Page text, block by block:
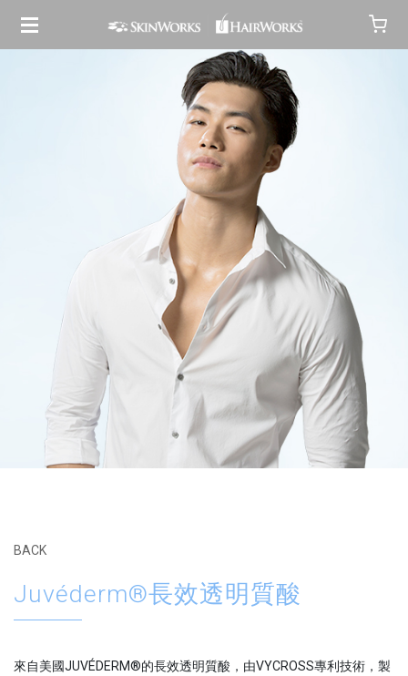
引入具國際標準的醫學儀器及技術， 從專業美學角度提供
輪廓。
BACK
Juvéderm®長效透明質酸
來自美國JUVÉDERM®的長效透明質酸 ， 由VYCROSS專利技術，製